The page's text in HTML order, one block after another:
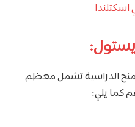
الدراسية تشمل معظم
كما يلي: